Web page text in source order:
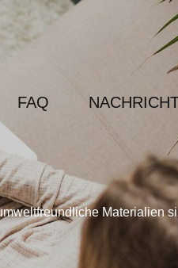
FAQ
Materialien